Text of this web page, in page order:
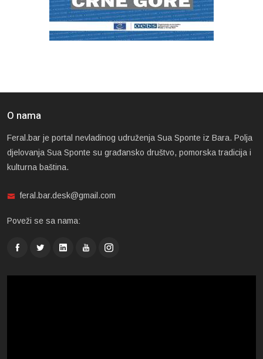
O nama
Feral.bar je portal nevladinog udruženja Sua Sponte iz Bara. Polja
djelovanja Sua Sponte su građansko društvo, pomorska tradicija i
kulturna baština.
feral.bar.desk@gmail.com
Poveži se sa nama: